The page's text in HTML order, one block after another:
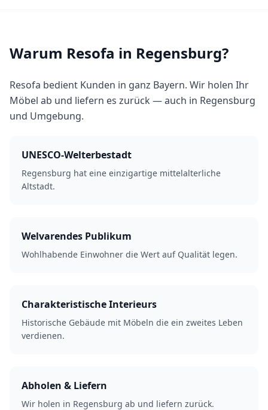
Warum Resofa in Regensburg?
Resofa bedient Kunden in ganz Bayern. Wir holen Ihr
Möbel ab und liefern es zurück — auch in Regensburg
und Umgebung.
UNESCO-Welterbestadt
Regensburg hat eine einzigartige mittelalterliche
Altstadt.
Welvarendes Publikum
Wohlhabende Einwohner die Wert auf Qualität legen.
Charakteristische Interieurs
Historische Gebäude mit Möbeln die ein zweites Leben
verdienen.
Abholen & Liefern
Wir holen in Regensburg ab und liefern zurück.